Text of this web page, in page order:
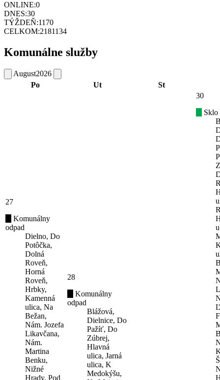
ONLINE:0
DNES:30
TÝŽDEŇ:1170
CELKOM:2181134
Komunálne služby
August2026
Po
Ut St
27
Komunálny
odpad
Dielno, Do
Potôčka,
Dolná
Roveň,
Horná
Roveň,
Hrbky,
Kamenná
ulica, Na
Bežan,
Nám. Jozefa
Likavčana,
Nám.
Martina
Benku,
Nižné
Hrady, Pod
28
Komunálny
odpad
Blážová,
Dielnice, Do
Pažíť, Do
Zúbrej,
Hlavná
ulica, Jarná
ulica, K
Medokýšu,
30
Sklo